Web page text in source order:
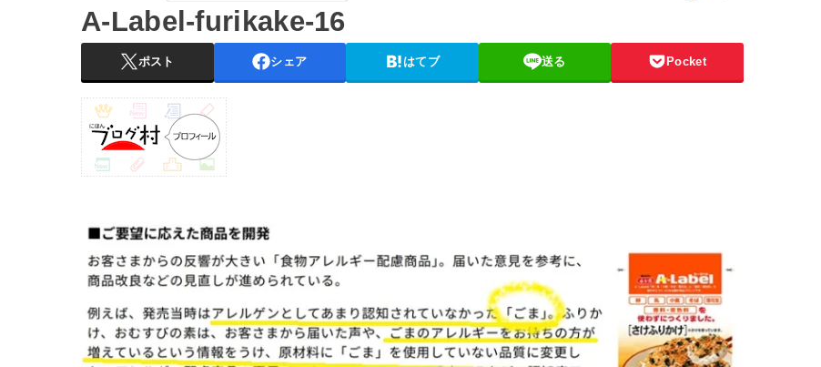
A-Label-furikake-16
ポスト シェア はてブ 送る Pocket